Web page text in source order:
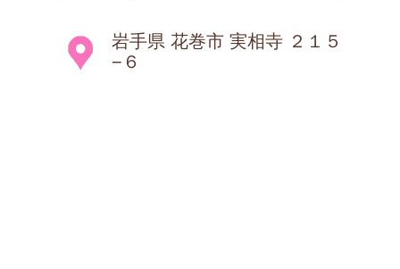
岩手県 花巻市 実相寺 ２１５
−６